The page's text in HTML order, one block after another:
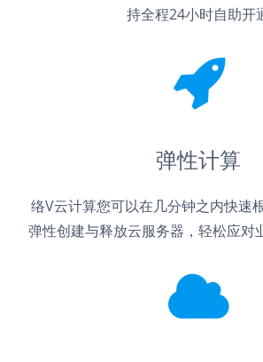
持全程24小时自助开
弹性计算
络V云计算您可以在几分钟之内快速
弹性创建与释放云服务器，轻松应对